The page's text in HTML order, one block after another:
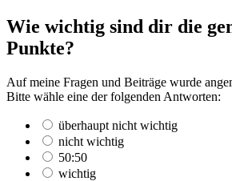
Wie wichtig sind dir die
Punkte?
Auf meine Fragen und Beiträge wurde
Bitte wähle eine der folgenden Antworten:
überhaupt nicht wichtig
nicht wichtig
50:50
wichtig